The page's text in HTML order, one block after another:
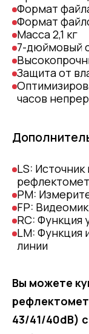
Формат
Формат
Масса 2,1 кг
7-дюймовый
Защита от
часов
LS:
PM:
FP:
RC: Функция
LM: Функция
линии
Вы можете
43/41/40dB)